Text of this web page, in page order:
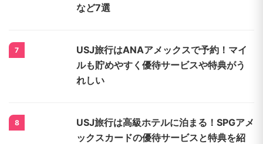
など7選
7
USJ旅行はANAアメックスで予約！マイ
ルも貯めやすく優待サービスや特典がう
れしい
8
USJ旅行は高級ホテルに泊まる！SPGアメ
ックスカードの優待サービスと特典を紹